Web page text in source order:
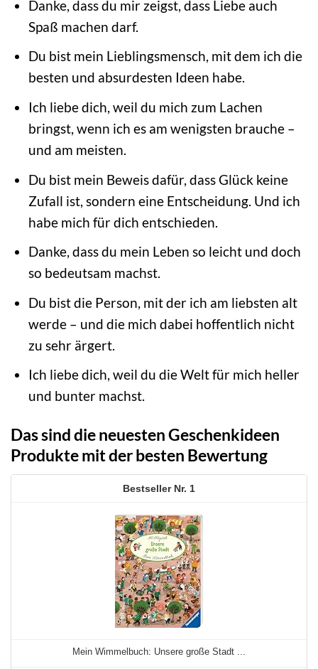
Danke, dass du mir zeigst, dass Liebe auch
Spaß machen darf.
Du bist mein Lieblingsmensch, mit dem ich die
besten und absurdesten Ideen habe.
Ich liebe dich, weil du mich zum Lachen
bringst, wenn ich es am wenigsten brauche –
und am meisten.
Du bist mein Beweis dafür, dass Glück keine
Zufall ist, sondern eine Entscheidung. Und ich
habe mich für dich entschieden.
Danke, dass du mein Leben so leicht und doch
so bedeutsam machst.
Du bist die Person, mit der ich am liebsten alt
werde – und die mich dabei hoffentlich nicht
zu sehr ärgert.
Ich liebe dich, weil du die Welt für mich heller
und bunter machst.
Das sind die neuesten Geschenkideen
Produkte mit der besten Bewertung
1
Mein Wimmelbuch: Unsere große Stadt ...